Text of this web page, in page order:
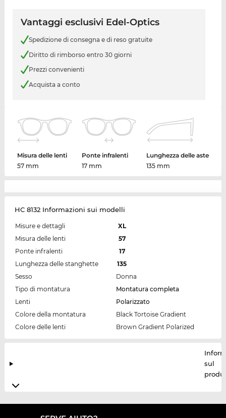
Vantaggi esclusivi Edel-Optics
Spedizione di consegna e di reso gratuite
Diritto di rimborso entro 30 giorni
Prezzi convenienti
Acquista a conto
Misura delle lenti
57 mm
Ponte infralenti
17 mm
Lunghezza delle aste
135 mm
HC 8132 Informazioni sui modelli
Misure e dettagli
XL
Misura delle lenti
57
Ponte infralenti
17
Lunghezza delle stanghette
135
Sesso
Donna
Tipo di montatura
Montatura completa
Lenti
Polarizzato
Colore della montatura
Black Tortoise Gradient
Colore delle lenti
Brown Gradient Polarized
sul